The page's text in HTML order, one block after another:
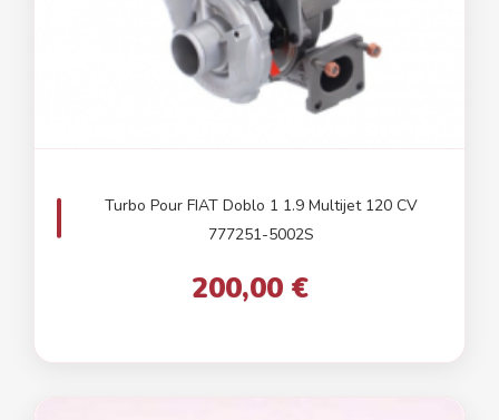
Turbo Pour FIAT Doblo 1 1.9 Multijet 120 CV
777251-5002S
200,00 €